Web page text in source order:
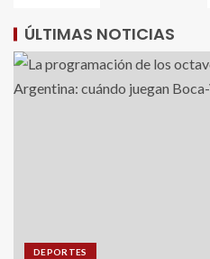
ÚLTIMAS NOTICIAS
DEPORTES